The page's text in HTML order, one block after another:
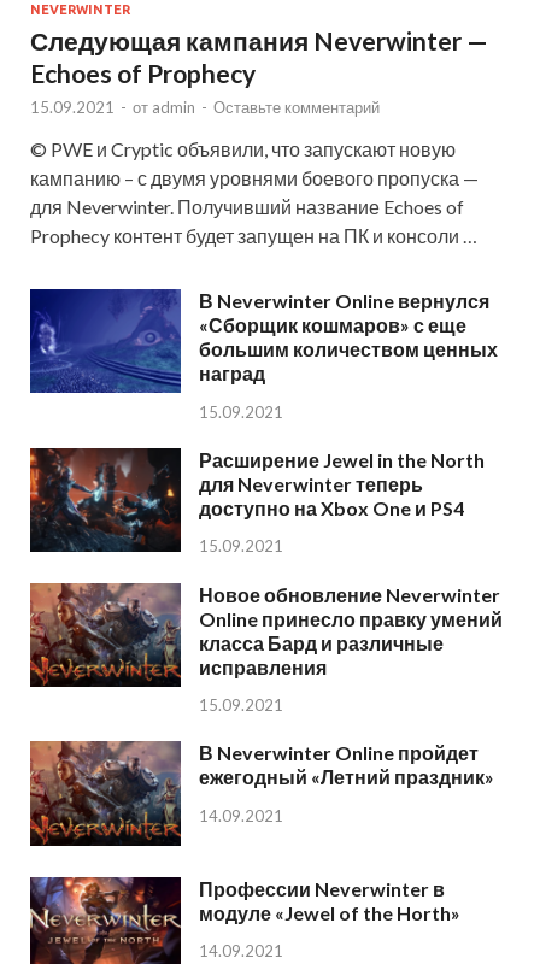
NEVERWINTER
Следующая кампания Neverwinter —
Echoes of Prophecy
15.09.2021 - от admin - Оставьте комментарий
© PWE и Cryptic объявили, что запускают новую
кампанию – с двумя уровнями боевого пропуска —
для Neverwinter. Получивший название Echoes of
Prophecy контент будет запущен на ПК и консоли …
В Neverwinter Online вернулся
«Сборщик кошмаров» с еще
большим количеством ценных
наград
15.09.2021
Расширение Jewel in the North
для Neverwinter теперь
доступно на Xbox One и PS4
15.09.2021
Новое обновление Neverwinter
Online принесло правку умений
класса Бард и различные
исправления
15.09.2021
В Neverwinter Online пройдет
ежегодный «Летний праздник»
14.09.2021
Профессии Neverwinter в
модуле «Jewel of the Horth»
14.09.2021